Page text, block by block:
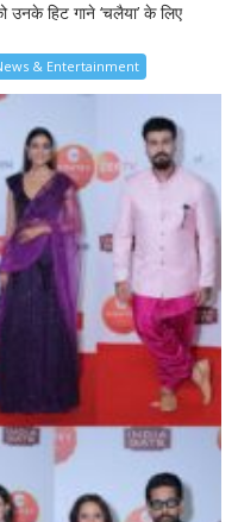
उनके हिट गाने ‘चलैया’ के लिए
& Entertainment